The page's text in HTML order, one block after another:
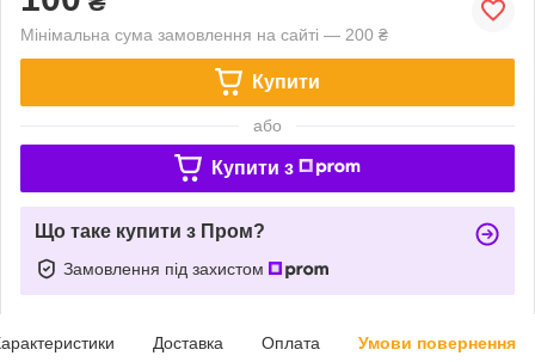
Мінімальна сума замовлення на сайті — 200 ₴
Купити
або
Купити з
Що таке купити з Пром?
Замовлення під захистом
Доставка Оплата Умови повернення